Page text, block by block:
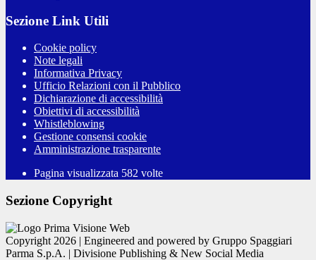
Sezione Link Utili
Cookie policy
Note legali
Informativa Privacy
Ufficio Relazioni con il Pubblico
Dichiarazione di accessibilità
Obiettivi di accessibilità
Whistleblowing
Gestione consensi cookie
Amministrazione trasparente
Pagina visualizzata 582 volte
Sezione Copyright
Copyright 2026 | Engineered and powered by Gruppo Spaggiari
Parma S.p.A. | Divisione Publishing & New Social Media